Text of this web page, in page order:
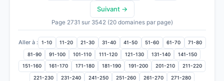
Suivant →
Page 2731 sur 3542 (20 domaines par page)
Aller à : 1-10 11-20 21-30 31-40 41-50 51-60 61-70 71-80
81-90 91-100 101-110 111-120 121-130 131-140 141-150
151-160 161-170 171-180 181-190 191-200 201-210 211-220
221-230 231-240 241-250 251-260 261-270 271-280